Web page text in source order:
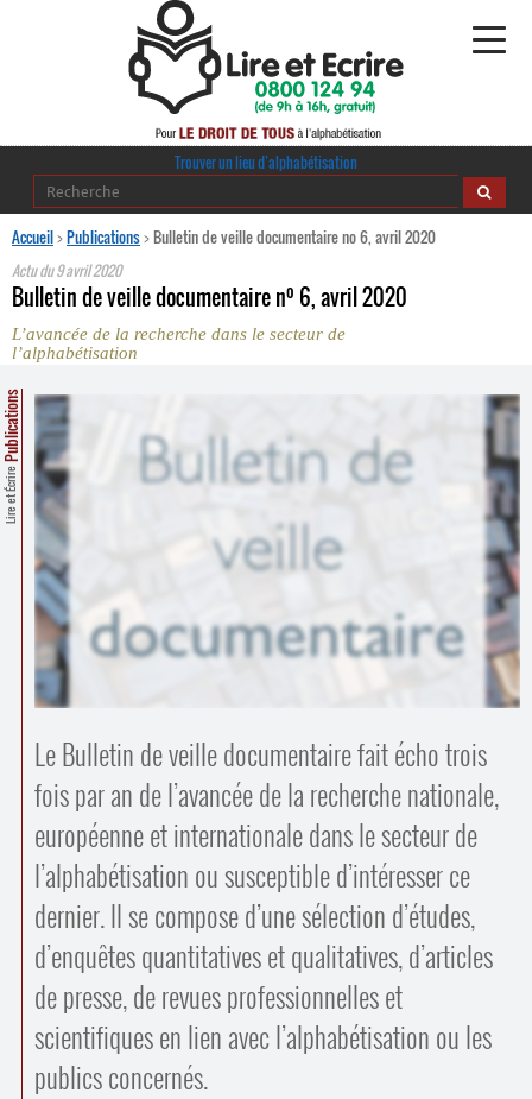
Alphabétisation
Regards croisés
Publications
journaldelalpha.be
Bienvenue en Belgique
Espace presse
Trouver un lieu d’alphabétisation
Trouver un lieu d’alphabétisation
Accueil>Publications>Bulletin de veille documentaire no 6, avril 2020
Actu du9 avril 2020
Bulletin de veille documentaire no 6, avril 2020
L’avancée de la recherche dans le secteur de
l’alphabétisation
Lire et Écrire
Publications
Le Bulletin de veille documentaire fait écho trois
fois par an de l’avancée de la recherche nationale,
européenne et internationale dans le secteur de
l’alphabétisation ou susceptible d’intéresser ce
dernier. Il se compose d’une sélection d’études,
d’enquêtes quantitatives et qualitatives, d’articles
de presse, de revues professionnelles et
scientifiques en lien avec l’alphabétisation ou les
publics concernés.